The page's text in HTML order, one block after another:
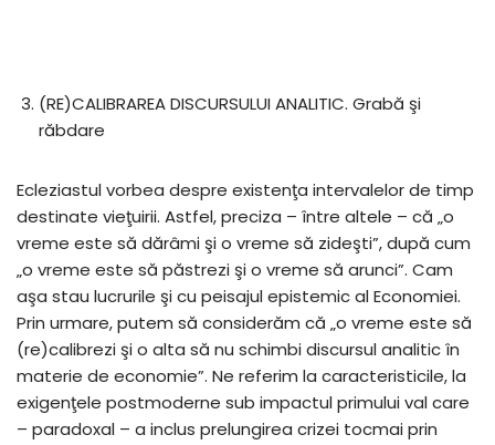
(RE)CALIBRAREA DISCURSULUI ANALITIC. Grabă şi
răbdare
Ecleziastul vorbea despre existenţa intervalelor de timp
destinate vieţuirii. Astfel, preciza – între altele – că „o
vreme este să dărâmi şi o vreme să zideşti”, după cum
„o vreme este să păstrezi şi o vreme să arunci”. Cam
aşa stau lucrurile şi cu peisajul epistemic al Economiei.
Prin urmare, putem să considerăm că „o vreme este să
(re)calibrezi şi o alta să nu schimbi discursul analitic în
materie de economie”. Ne referim la caracteristicile, la
exigenţele postmoderne sub impactul primului val care
– paradoxal – a inclus prelungirea crizei tocmai prin